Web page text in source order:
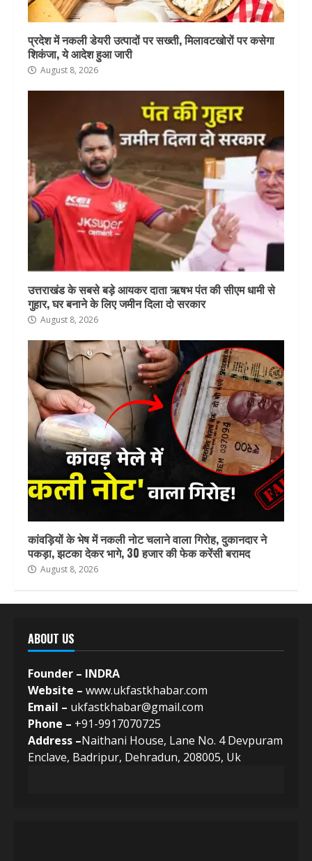
प्रदेश में नकली डेयरी उत्पादों पर सख्ती, मिलावटखोरों पर कसेगा
शिकंजा, ये आदेश हुआ जारी
August 8, 2026
उत्तराखंड के सबसे बड़े आयकर दाता ऋषभ पंत की सीएम धामी से
गुहार, घर बनाने के लिए जमीन दिला दो सरकार
August 8, 2026
कांवड़ियों के भेष में नकली नोट चलाने वाला गिरोह, दुकानदार ने
पकड़ा, झटका देकर भागे, 30 हजार की फेक करेंसी बरामद
August 8, 2026
ABOUT US
Founder – INDRA
Website – www.ukfastkhabar.com
Email – ukfastkhabar@gmail.com
Phone – +91-9917070725
Address –Naithani House, Lane No. 4 Devpuram
Enclave, Badripur, Dehradun, 208005, Uk